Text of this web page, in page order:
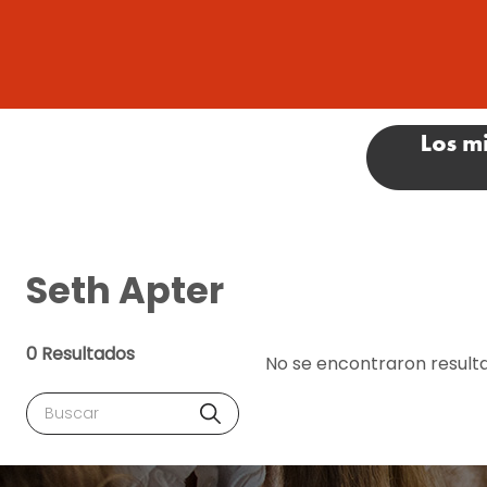
Seth Apter
0 Resultados
Buscar
No se encontraron